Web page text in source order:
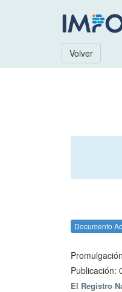
Volver
Documento
Publicación:
El Registro